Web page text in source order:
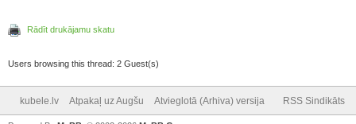
Rādīt drukājamu skatu
Users browsing this thread: 2 Guest(s)
kubele.lv Atpakaļ uz Augšu Atvieglotā (Arhiva) versija RSS Sindikāts